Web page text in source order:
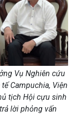
Vụ Nghiên cứu
Campuchia, Viện
tịch Hội cựu sinh
lời phỏng vấn